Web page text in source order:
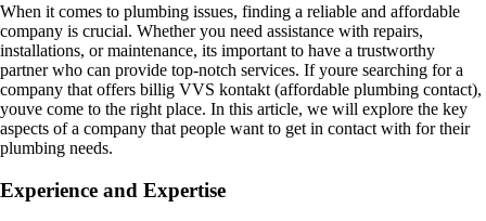
When it comes to plumbing issues, finding a reliable and affordable
company is crucial. Whether you need assistance with repairs,
installations, or maintenance, its important to have a trustworthy
partner who can provide top-notch services. If youre searching for a
company that offers billig VVS kontakt (affordable plumbing contact),
youve come to the right place. In this article, we will explore the key
aspects of a company that people want to get in contact with for their
plumbing needs.
Experience and Expertise